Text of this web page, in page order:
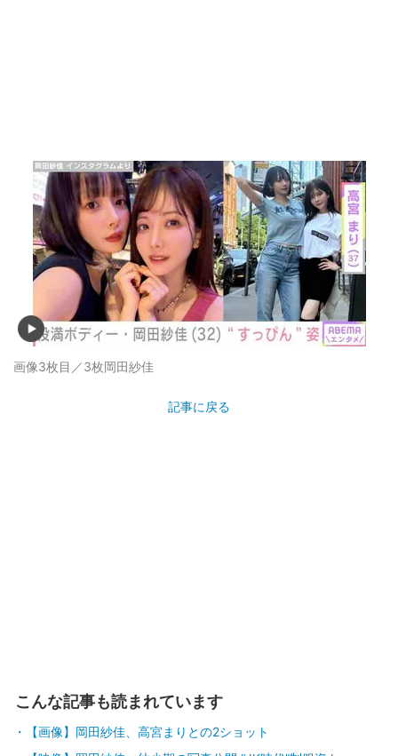
画像3枚目／3枚岡田紗佳
記事に戻る
こんな記事も読まれています
【画像】岡田紗佳、高宮まりとの2ショット